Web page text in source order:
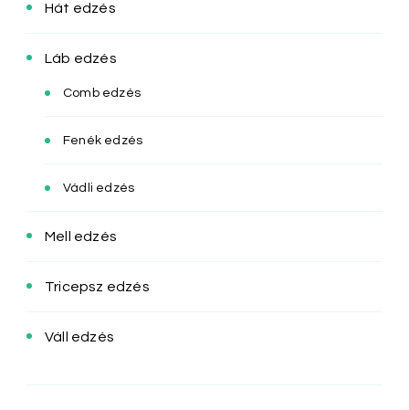
Hát edzés
Láb edzés
Comb edzés
Fenék edzés
Vádli edzés
Mell edzés
Tricepsz edzés
Váll edzés